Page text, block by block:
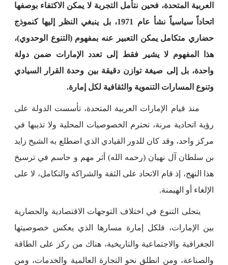
العربية المتحدة، فحين نتأمل التجربة لا يمكن الاكتفاء بوصفها
اتحاداً سياسياً نشأ عام 1971، بل ينبغي النظر إليها كنموذج
حضاري متكامل يمكن التعبير عنه بمفهوم (التنوع الوحدوي)،
هذا المفهوم لا يشير فقط إلى تعدد الإمارات ضمن دولة
واحدة، بل إلى صيغة توازن دقيقة بين وحدة القرار السيادي
وتنوع المسارات التنموية والثقافية لكل إمارة.
منذ قيام الإمارات العربية المتحدة، تأسست الدولة على
رؤية اتحادية مرنة، تحترم الخصوصيات المحلية ولا تذيبها في
مركز واحد، وقد كان للدور القيادي الذي اضطلع به الشيخ زايد
بن سلطان آل نهيان (رحمه الله) أثر مهم و حاسم في ترسيخ
هذا النهج، إذ قام الاتحاد على الثقة والشراكة والتكامل، لا على
الإلغاء أو الهيمنة.
يتجلى التنوع في اختلاف التوجهات الاقتصادية والحضارية
بين الإمارات، فلكل إمارة مسارها الذي يعكس خصوصيتها
الجغرافية والاجتماعية والتاريخية، هناك من ركز على الطاقة
والصناعة، ومن انطلق نحو التجارة العالمية والخدمات، ومن